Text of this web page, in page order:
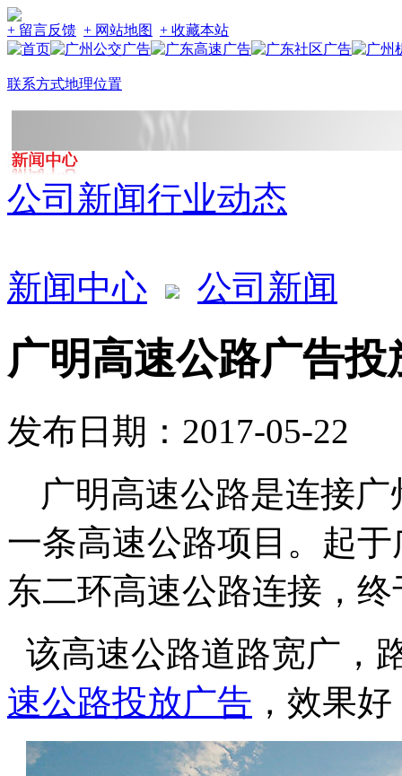
+ 留言反馈 + 网站地图 + 收藏本站
联系方式地理位置
公司新闻行业动态
新闻中心 公司新闻
广明高速公路广告投
发布日期：2017-05-22
广明高速公路是连接
一条高速公路项目 。 起
东二环高速公路连接，
该高速公路道路宽广，
速公路投放广告 ，效果